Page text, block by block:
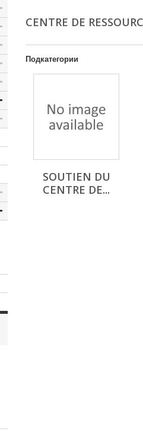
CENTRE DE
Подкатегории
SOUTIEN DU
CENTRE DE...